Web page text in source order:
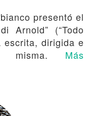
presentó el
Arnold” (“Todo
escrita, dirigida e
misma. Más